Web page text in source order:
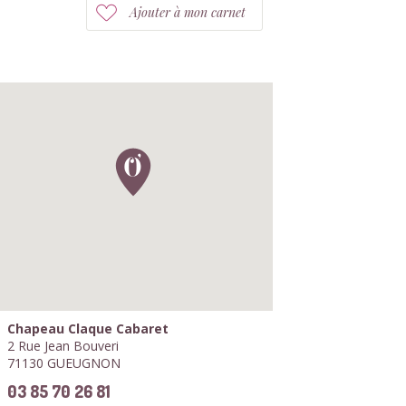
Ajouter à mon carnet
Chapeau Claque Cabaret
2 Rue Jean Bouveri
71130 GUEUGNON
03 85 70 26 81